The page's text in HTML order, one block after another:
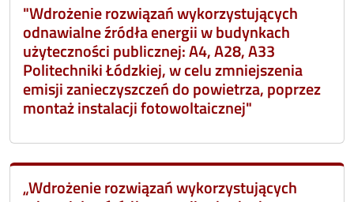
"Wdrożenie rozwiązań wykorzystujących
odnawialne źródła energii w budynkach
użyteczności publicznej: A4, A28, A33
Politechniki Łódzkiej, w celu zmniejszenia
emisji zanieczyszczeń do powietrza, poprzez
montaż instalacji fotowoltaicznej"
„Wdrożenie rozwiązań wykorzystujących